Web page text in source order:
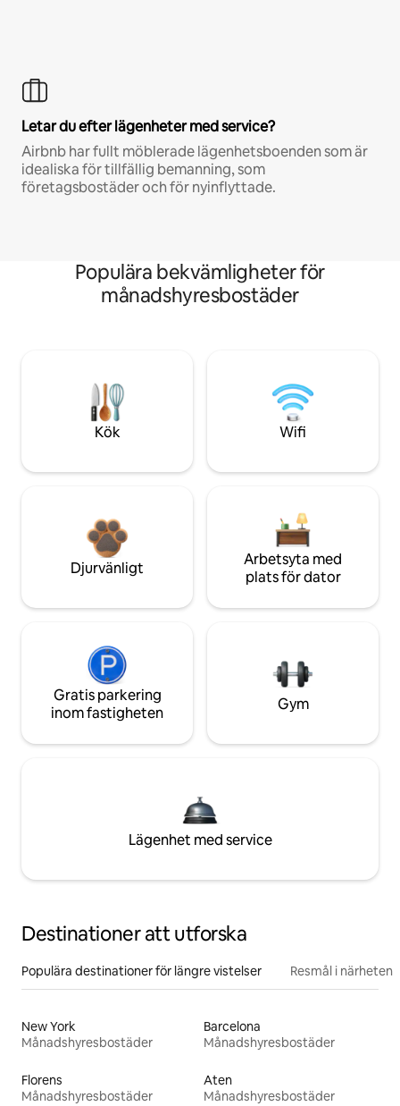
Letar du efter lägenheter med service?
Airbnb har fullt möblerade lägenhetsboenden som är
idealiska för tillfällig bemanning, som
företagsbostäder och för nyinflyttade.
Populära bekvämligheter för
månadshyresbostäder
Kök Wifi
Djurvänligt
Arbetsyta med
plats för dator
Gratis parkering
inom fastigheten
Gym
Lägenhet med service
Destinationer att utforska
Populära destinationer för längre vistelser Resmål i närheten
New York
Månadshyresbostäder
Barcelona
Månadshyresbostäder
Florens
Månadshyresbostäder
Aten
Månadshyresbostäder